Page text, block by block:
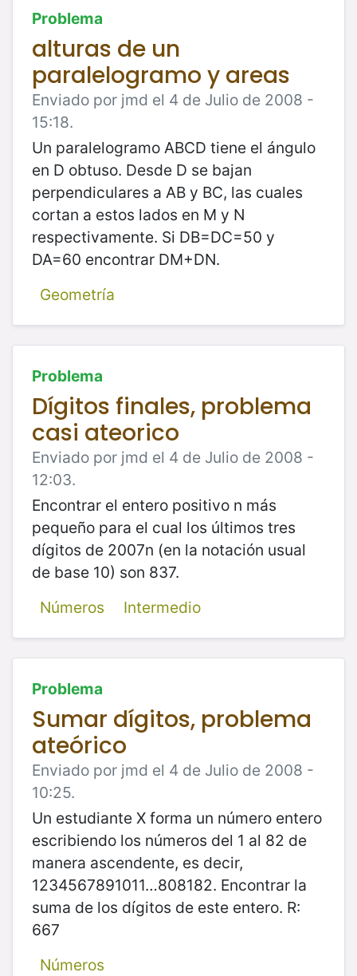
Problema
alturas de un
paralelogramo y areas
Enviado por jmd el 4 de Julio de 2008 -
15:18.
Un paralelogramo ABCD tiene el ángulo
en D obtuso. Desde D se bajan
perpendiculares a AB y BC, las cuales
cortan a estos lados en M y N
respectivamente. Si DB=DC=50 y
DA=60 encontrar DM+DN.
Geometría
Problema
Dígitos finales, problema
casi ateorico
Enviado por jmd el 4 de Julio de 2008 -
12:03.
Encontrar el entero positivo n más
pequeño para el cual los últimos tres
dígitos de 2007n (en la notación usual
de base 10) son 837.
Números
Intermedio
Problema
Sumar dígitos, problema
ateórico
Enviado por jmd el 4 de Julio de 2008 -
10:25.
Un estudiante X forma un número entero
escribiendo los números del 1 al 82 de
manera ascendente, es decir,
1234567891011…808182. Encontrar la
suma de los dígitos de este entero. R:
667
Números